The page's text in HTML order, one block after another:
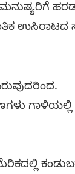
ಉಸಿರಾಟದ